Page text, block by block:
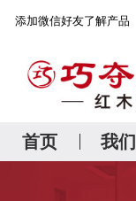
首页 我们
添加微信好友了解产品